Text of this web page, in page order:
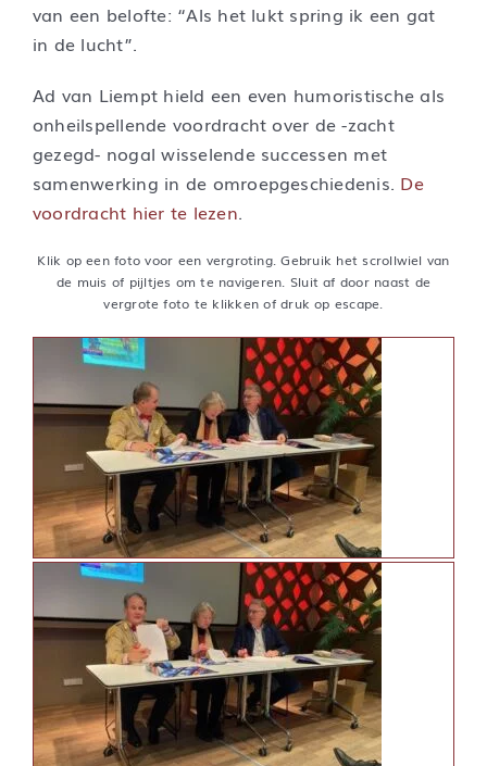
van een belofte: “Als het lukt spring ik een gat
in de lucht”.
Ad van Liempt hield een even humoristische als
onheilspellende voordracht over de -zacht
gezegd- nogal wisselende successen met
samenwerking in de omroepgeschiedenis. De
voordracht hier te lezen.
Klik op een foto voor een vergroting. Gebruik het scrollwiel van
de muis of pijltjes om te navigeren. Sluit af door naast de
vergrote foto te klikken of druk op escape.